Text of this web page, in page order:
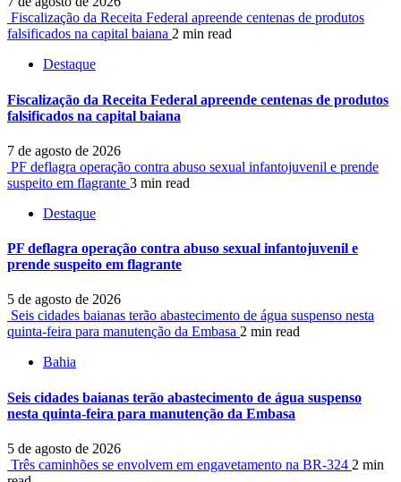
Fiscalização da Receita Federal apreende centenas de produtos
falsificados na capital baiana 2 min read
Destaque
Fiscalização da Receita Federal apreende centenas de produtos
falsificados na capital baiana
7 de agosto de 2026
PF deflagra operação contra abuso sexual infantojuvenil e prende
suspeito em flagrante 3 min read
Destaque
PF deflagra operação contra abuso sexual infantojuvenil e
prende suspeito em flagrante
5 de agosto de 2026
Seis cidades baianas terão abastecimento de água suspenso nesta
quinta-feira para manutenção da Embasa 2 min read
Bahia
Seis cidades baianas terão abastecimento de água suspenso
nesta quinta-feira para manutenção da Embasa
5 de agosto de 2026
Três caminhões se envolvem em engavetamento na BR-324 2 min